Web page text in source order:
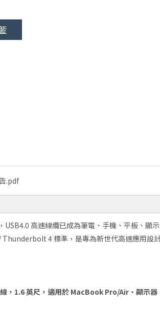
.pdf
高速線纜已成為筆電、手機、平板、顯
4 標準，是專為新世代高速應用設